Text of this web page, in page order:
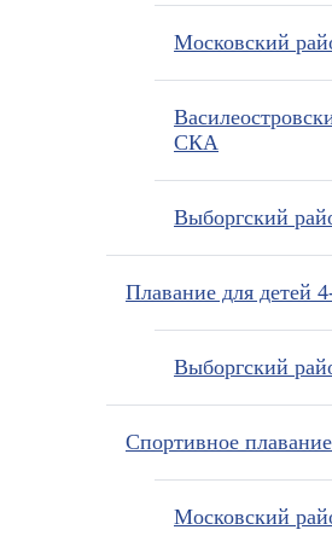
Московский
СКА
Выборгский
Плавание для детей
Выборгский
Спортивное
Московский